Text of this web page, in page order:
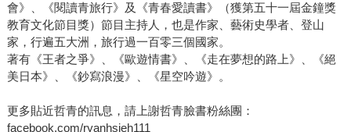
會》、《閱讀青旅行》及《青春愛讀書》（獲第五十一屆金鐘獎
教育文化節目獎）節目主持人，也是作家、藝術史學者、登山
家，行遍五大洲，旅行過一百零三個國家。
著有《王者之爭》、《歐遊情書》、《走在夢想的路上》、《絕
美日本》、《鈔寫浪漫》、《星空吟遊》。
更多貼近哲青的訊息，請上謝哲青臉書粉絲團：
facebook.com/ryanhsieh111